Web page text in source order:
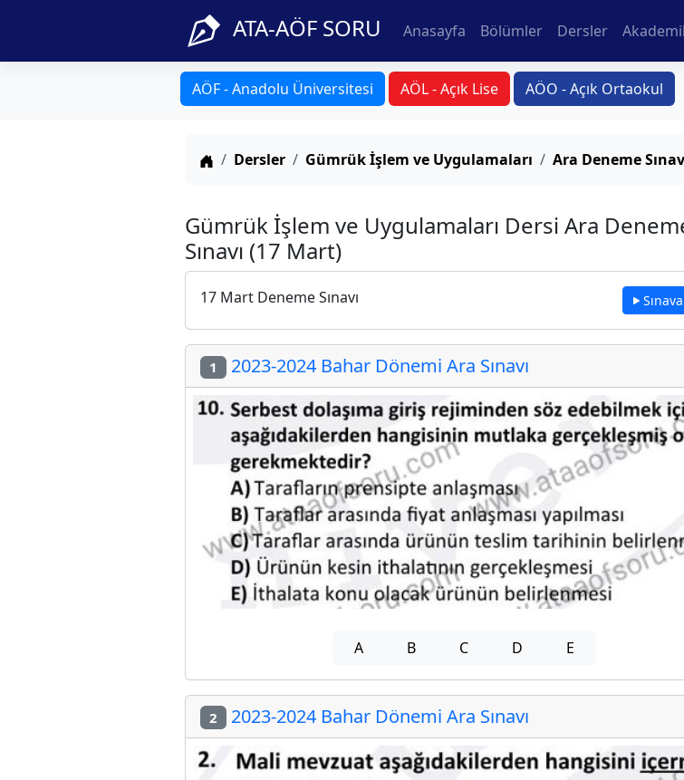
ATA-AÖF SORU Anasayfa Bölümler Dersler
AÖF - Anadolu Üniversitesi AÖL - Açık Lise AÖO - Açık Ortaokul
Anasayfa
Dersler Gümrük İşlem ve Uygulamaları Ara Deneme
Gümrük İşlem ve Uygulamaları Dersi Ara
Sınavı (17 Mart)
17 Mart Deneme Sınavı
1 2023-2024 Bahar Dönemi Ara Sınavı
A B C D E
2 2023-2024 Bahar Dönemi Ara Sınavı